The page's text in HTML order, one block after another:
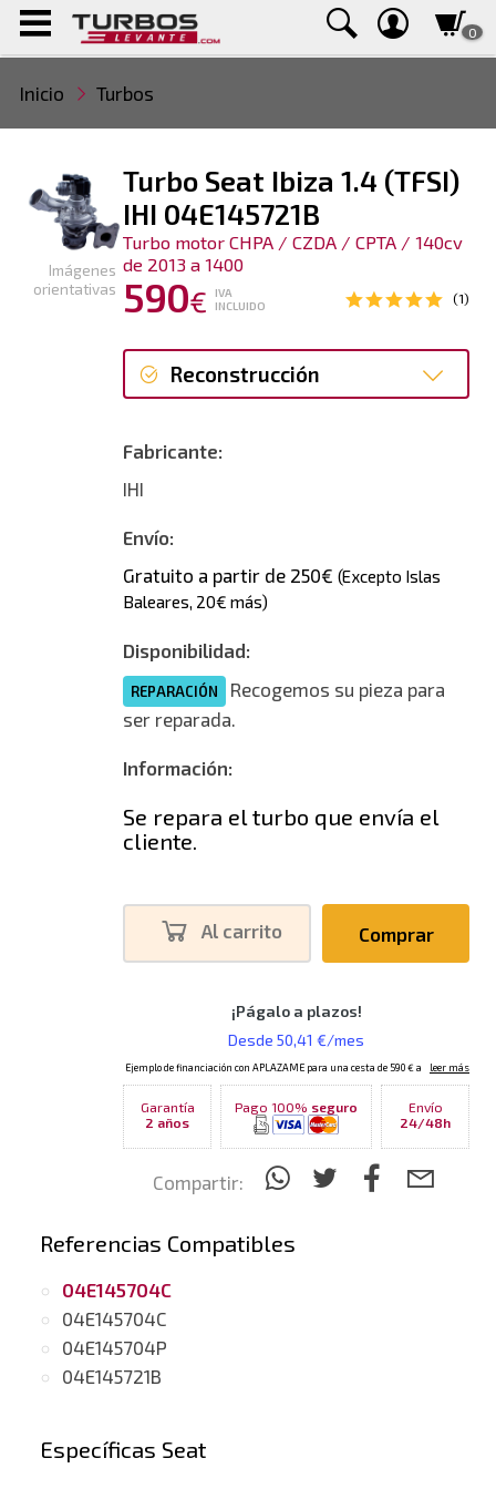
0
Inicio Turbos
Turbo Seat Ibiza 1.4 (TFSI)
IHI 04E145721B
Turbo motor CHPA / CZDA / CPTA / 140cv
de 2013 a 1400
590€
IVA
INCLUIDO
(1)
Reconstrucción
Fabricante:
IHI
Envío:
Gratuito a partir de 250€ (Excepto Islas
Baleares, 20€ más)
Disponibilidad:
REPARACIÓN
Recogemos su pieza para
ser reparada.
Información:
Se repara el turbo que envía el
cliente.
Al carrito Comprar
Garantía
2 años
Pago 100% seguro
Envío
24/48h
Compartir:
Imágenes
orientativas
Referencias Compatibles
04E145704C
04E145704C
04E145704P
04E145721B
Específicas Seat